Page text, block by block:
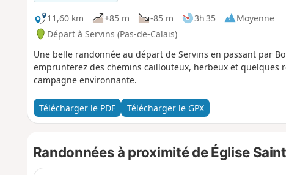
11,60 km
+85 m -85 m 3h 35
Moyenne
Départ à Servins (Pas-de-Calais)
Une belle randonnée au départ de Servins en passant par
emprunterez des chemins caillouteux, herbeux et quelques
campagne environnante.
Télécharger le PDF Télécharger le GPX
Randonnées à proximité de Église